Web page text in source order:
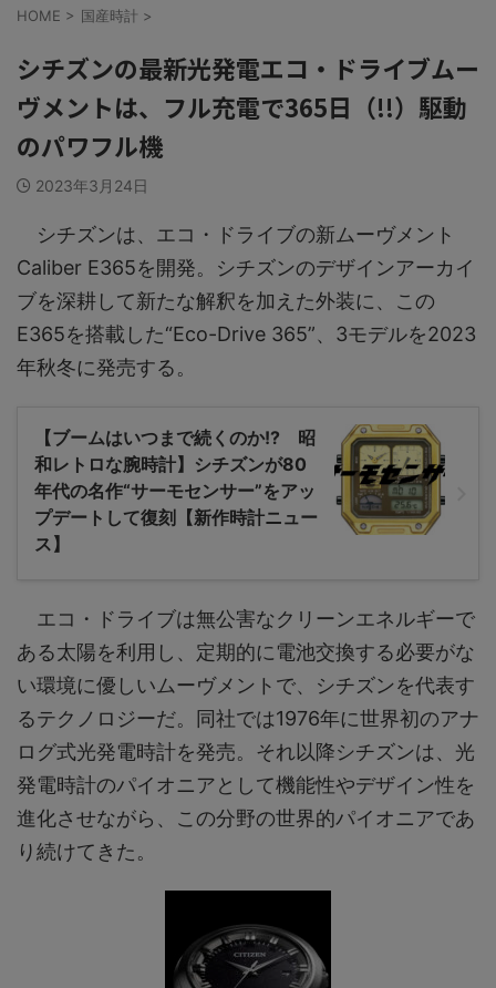
HOME > 国産時計 >
シチズンの最新光発電エコ・ドライブムー
ヴメントは、フル充電で365日（!!）駆動
のパワフル機
2023年3月24日
シチズンは、エコ・ドライブの新ムーヴメント
Caliber E365を開発。シチズンのデザインアーカイ
ブを深耕して新たな解釈を加えた外装に、この
E365を搭載した“Eco-Drive 365”、3モデルを2023
年秋冬に発売する。
【ブームはいつまで続くのか!? 昭
和レトロな腕時計】シチズンが80
年代の名作“サーモセンサー”をアッ
プデートして復刻【新作時計ニュー
ス】
エコ・ドライブは無公害なクリーンエネルギーで
ある太陽を利用し、定期的に電池交換する必要がな
い環境に優しいムーヴメントで、シチズンを代表す
るテクノロジーだ。同社では1976年に世界初のアナ
ログ式光発電時計を発売。それ以降シチズンは、光
発電時計のパイオニアとして機能性やデザイン性を
進化させながら、この分野の世界的パイオニアであ
り続けてきた。